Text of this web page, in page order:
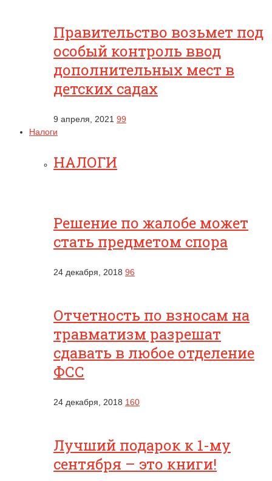
Правительство возьмет под
особый контроль ввод
дополнительных мест в
детских садах
9 апреля, 2021 99
Налоги
НАЛОГИ
Решение по жалобе может
стать предметом спора
24 декабря, 2018 96
Отчетность по взносам на
травматизм разрешат
сдавать в любое отделение
ФСС
24 декабря, 2018 160
Лучший подарок к 1-му
сентября – это книги!